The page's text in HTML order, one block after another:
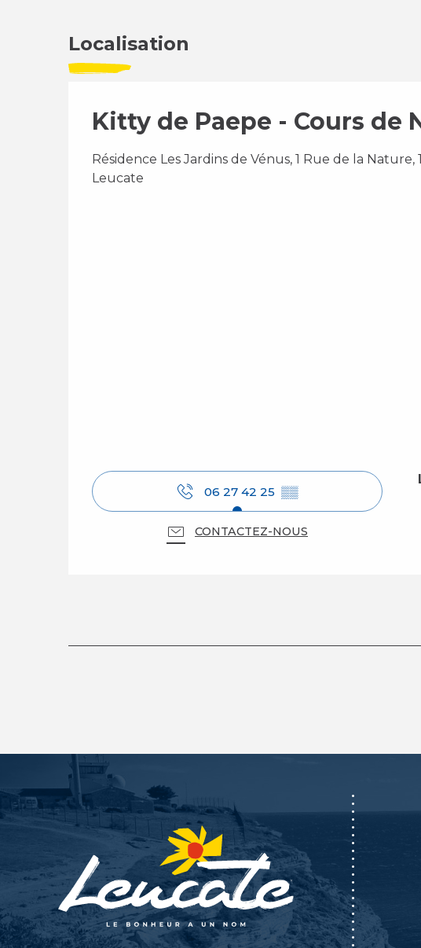
Localisation
Kitty de Paepe - Cours de
Résidence Les Jardins de Vénus, 1 Rue de la Nature,
Leucate
06 27 42 25 ▒▒
CONTACTEZ-NOUS